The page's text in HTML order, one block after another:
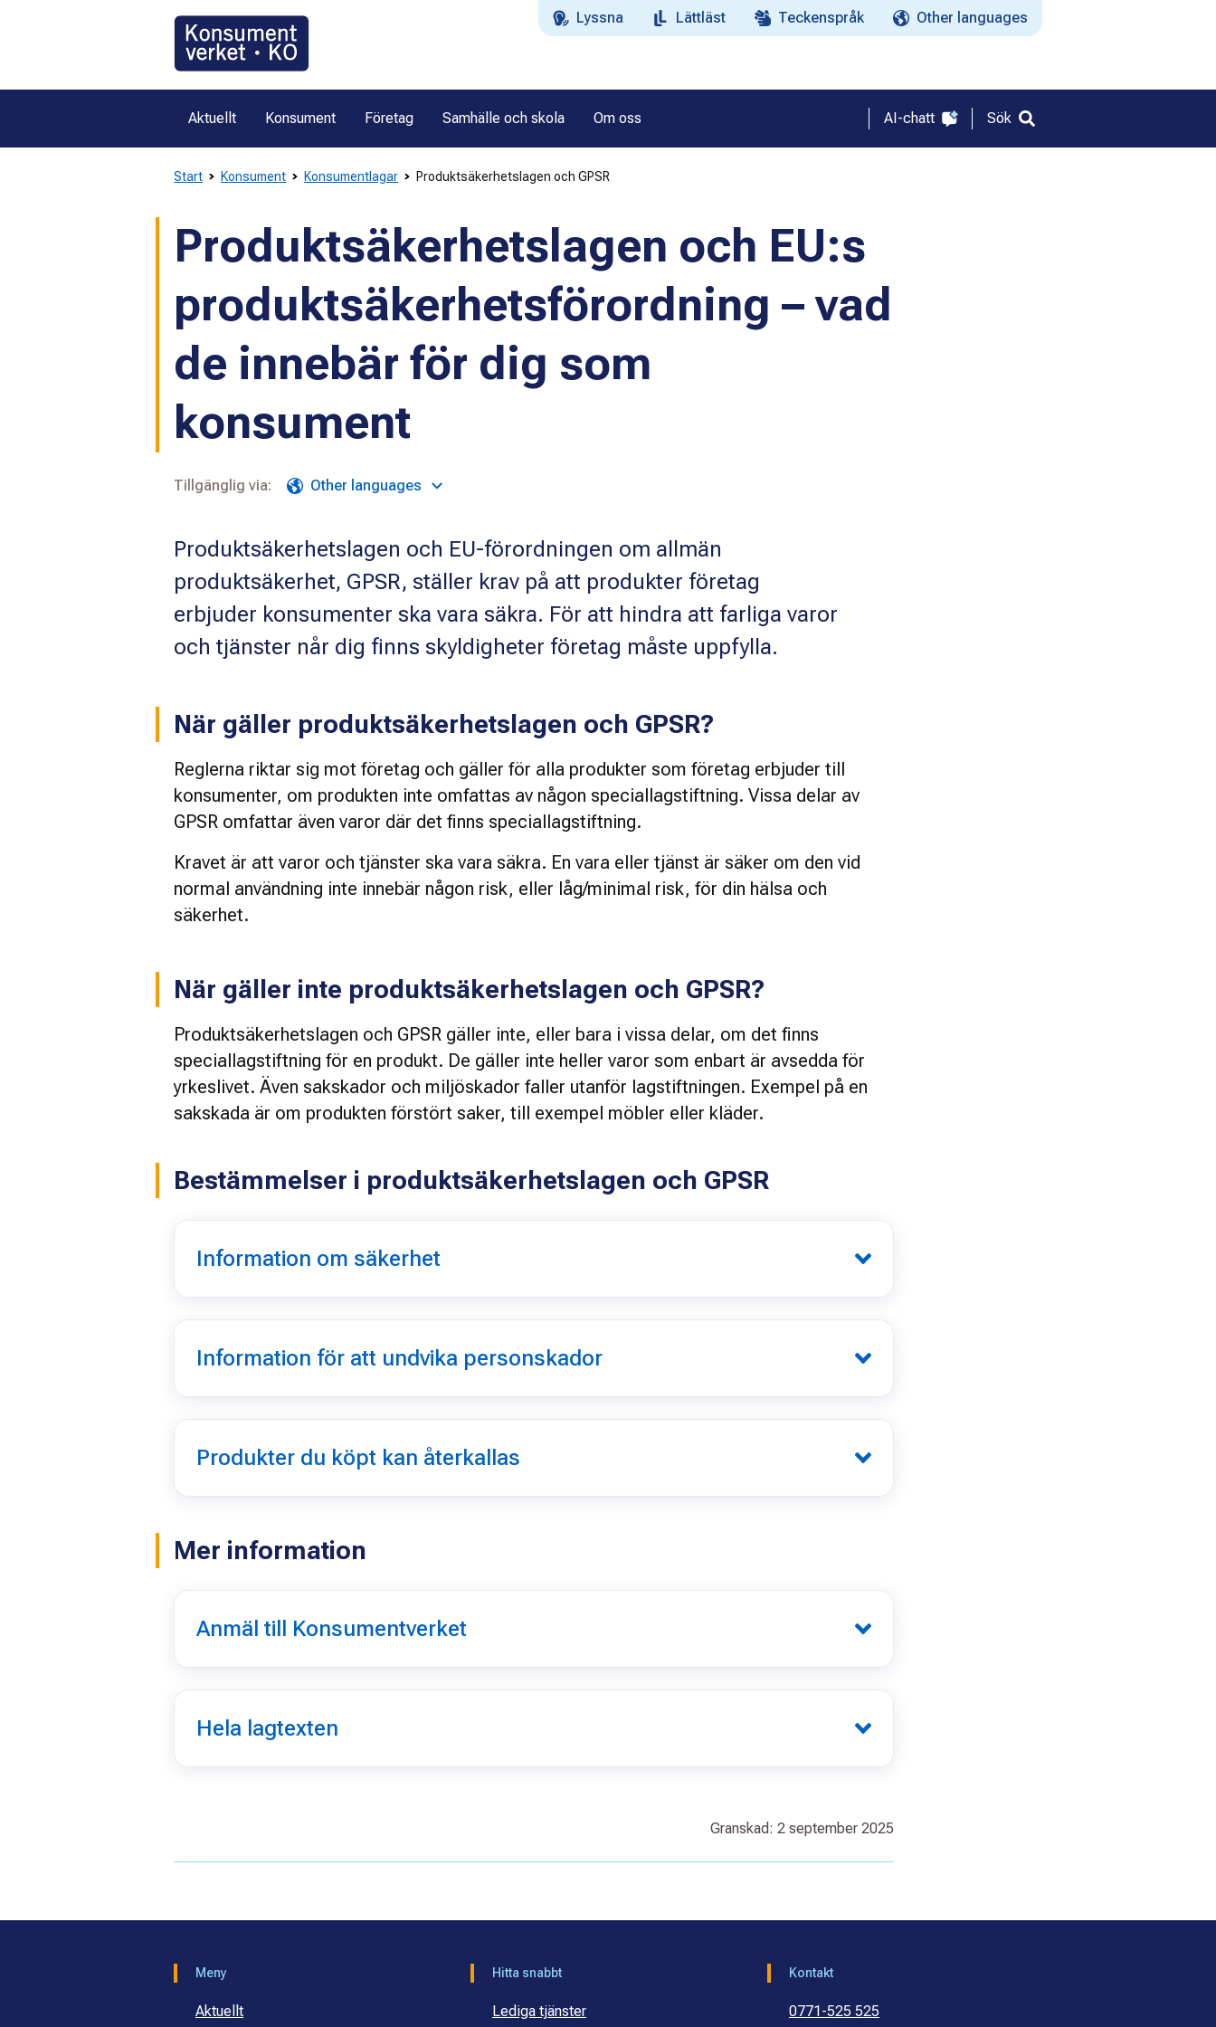
Lyssna Lättläst Teckenspråk Other languages
Aktuellt Konsument Företag Samhälle och skola Om oss AI-chatt Sök
Start Konsument Konsumentlagar Produktsäkerhetslagen och GPSR
Produktsäkerhetslagen och EU:s
produktsäkerhetsförordning – vad
de innebär för dig som
konsument
Tillgänglig via: Other languages
Produktsäkerhetslagen och EU-förordningen om allmän
produktsäkerhet, GPSR, ställer krav på att produkter företag
erbjuder konsumenter ska vara säkra. För att hindra att farliga varor
och tjänster når dig finns skyldigheter företag måste uppfylla.
När gäller produktsäkerhetslagen och GPSR?
Reglerna riktar sig mot företag och gäller för alla produkter som företag erbjuder till
konsumenter, om produkten inte omfattas av någon speciallagstiftning. Vissa delar av
GPSR omfattar även varor där det finns speciallagstiftning.
Kravet är att varor och tjänster ska vara säkra. En vara eller tjänst är säker om den vid
normal användning inte innebär någon risk, eller låg/minimal risk, för din hälsa och
säkerhet.
När gäller inte produktsäkerhetslagen och GPSR?
Produktsäkerhetslagen och GPSR gäller inte, eller bara i vissa delar, om det finns
speciallagstiftning för en produkt. De gäller inte heller varor som enbart är avsedda för
yrkeslivet. Även sakskador och miljöskador faller utanför lagstiftningen. Exempel på en
sakskada är om produkten förstört saker, till exempel möbler eller kläder.
Bestämmelser i produktsäkerhetslagen och GPSR
Information om säkerhet
Information för att undvika personskador
Produkter du köpt kan återkallas
Mer information
Anmäl till Konsumentverket
Hela lagtexten
Granskad: 2 september 2025
Meny
Aktuellt
Hitta snabbt
Lediga tjänster
Kontakt
0771-525 525